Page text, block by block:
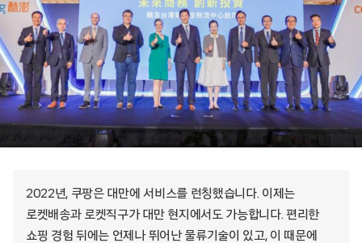
2022년, 쿠팡은 대만에 서비스를 런칭했습니다. 이제는
로켓배송과 로켓직구가 대만 현지에서도 가능합니다. 편리한
쇼핑 경험 뒤에는 언제나 뛰어난 물류기술이 있고, 이 때문에